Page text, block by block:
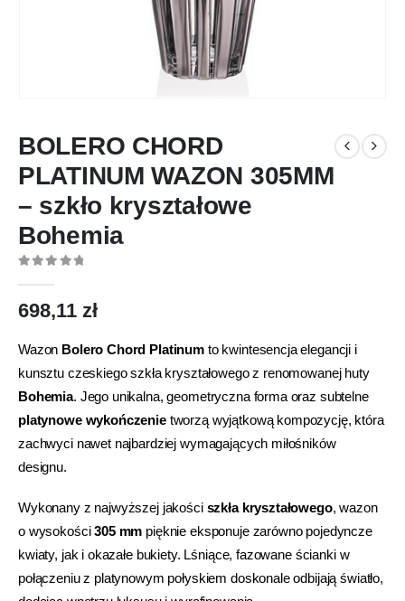
BOLERO CHORD
PLATINUM WAZON 305MM
– szkło kryształowe
Bohemia
698,11 zł
Wazon Bolero Chord Platinum to kwintesencja elegancji i
kunsztu czeskiego szkła kryształowego z renomowanej huty
Bohemia. Jego unikalna, geometryczna forma oraz subtelne
platynowe wykończenietworzą wyjątkową kompozycję, która
zachwyci nawet najbardziej wymagających miłośników
designu.
Wykonany z najwyższej jakości szkła kryształowego, wazon
o wysokości305 mm pięknie eksponuje zarówno pojedyncze
kwiaty, jak i okazałe bukiety. Lśniące, fazowane ścianki w
połączeniu z platynowym połyskiem doskonale odbijają światło,